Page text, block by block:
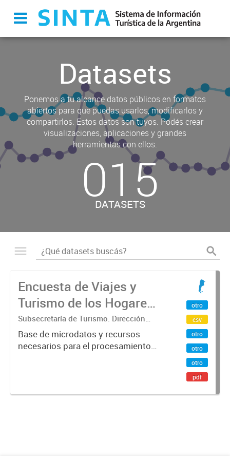
Datasets
Ponemos a tu alcance datos públicos en formatos
abiertos para que puedas usarlos, modificarlos y
compartirlos. Estos datos son tuyos. Podés crear
visualizaciones, aplicaciones y grandes
herramientas con ellos.
015
DATASETS
Encuesta de Viajes y
Turismo de los Hogares
(EVyTH) - Microdatos
Subsecretaría de Turismo. Dirección
Nacional de Mercados y Estadística
Base de microdatos y recursos
necesarios para el procesamiento
otro
csv
otro
otro
otro
pdf